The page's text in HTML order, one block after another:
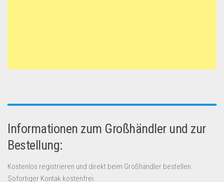
Informationen zum Großhändler und zur
Bestellung:
Kostenlos registrieren und direkt beim Großhändler bestellen.
Sofortiger Kontak kostenfrei.